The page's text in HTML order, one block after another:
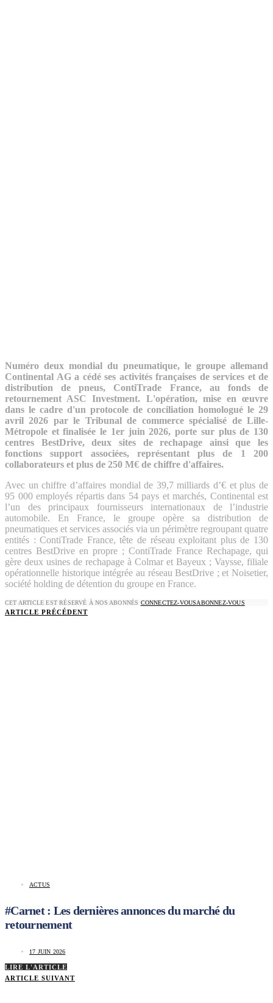
Numéro deux mondial du pneumatique, le groupe allemand
Continental AG a cédé ses activités françaises de services et de
distribution de pneus, ContiTrade France, au fonds de
retournement ASC Investment. L'opération, mise en œuvre
dans le cadre d'un protocole de conciliation homologué le 29
avril 2026 par le Tribunal de commerce spécialisé de Lille-
Métropole et finalisée le 1er juin 2026, porte sur plus de 130
centres BestDrive, deux sites de rechapage ainsi que les
fonctions support associées, représentant plus de 1 200
collaborateurs et plus de 250 M€ de chiffre d'affaires.
Avec un chiffre d’affaires mondial de 39,7 milliards d’€ et plus de
95 000 employés répartis dans 54 pays et marchés, Continental est
l’un des principaux fournisseurs internationaux de l’industrie
automobile. En France, le groupe opère sa distribution de
pneumatiques et services associés via un périmètre regroupant quatre
entités : ContiTrade France, tête de réseau exploitant plus de 130
centres BestDrive en propre ; ContiTrade France Rechapage, qui
gère deux usines de rechapage à Colmar et Bayeux ; Vaysse, filiale
opérationnelle historique intégrée au réseau BestDrive ; et Noisetier,
société holding de détention du groupe en France.
CET ARTICLE EST RÉSERVÉ À NOS ABONNÉS CONNECTEZ-VOUSABONNEZ-VOUS
ARTICLE PRÉCÉDENT
ACTUS
#Carnet : Les dernières annonces du marché du
retournement
17 JUIN 2026
LIRE L'ARTICLE
ARTICLE SUIVANT